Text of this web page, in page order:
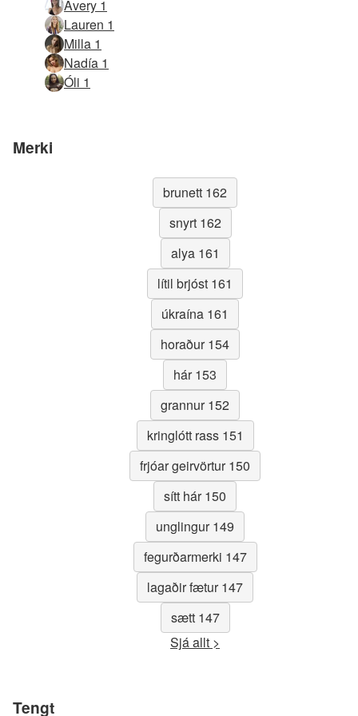
Avery 1
Lauren 1
Milla 1
Nadía 1
Óli 1
Merki
brunett 162
snyrt 162
alya 161
lítil brjóst 161
úkraína 161
horaður 154
hár 153
grannur 152
kringlótt rass 151
frjóar geirvörtur 150
sítt hár 150
unglingur 149
fegurðarmerki 147
lagaðir fætur 147
sætt 147
Sjá allt >
Tengt